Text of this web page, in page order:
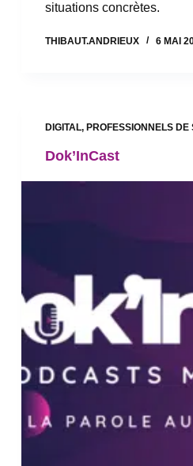
situations concrètes.
THIBAUT.ANDRIEUX 6 MAI
DIGITAL, PROFESSIONNELS DE
Dok’InCast